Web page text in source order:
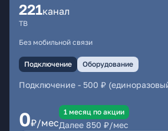
221канал
ТВ
Без мобильной связи
Подключение Оборудование
Подключение - 500 ₽
0₽/мес
1 месяц по акции
Далее 850 ₽/мес